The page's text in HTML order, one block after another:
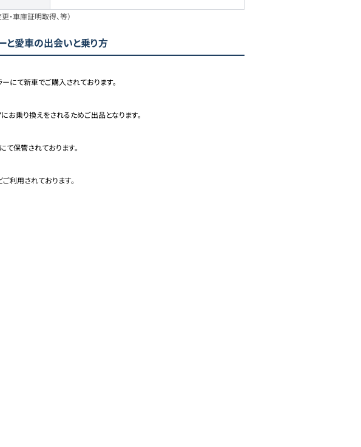
車庫証明取得、等）
と愛車の出会いと乗り方
ーにて新車でご購入されております。
にお乗り換えをされるためご出品となります。
て保管されております。
利用されております。